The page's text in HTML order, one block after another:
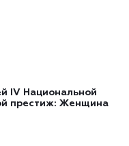
IV Национальной
престиж: Женщина